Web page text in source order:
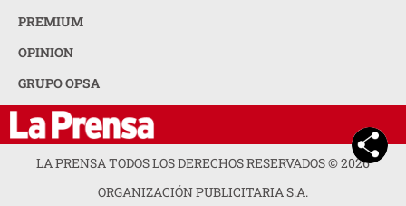
PREMIUM
OPINION
GRUPO OPSA
LA PRENSA TODOS LOS DERECHOS RESERVADOS ©2026
ORGANIZACIÓN PUBLICITARIA S.A.